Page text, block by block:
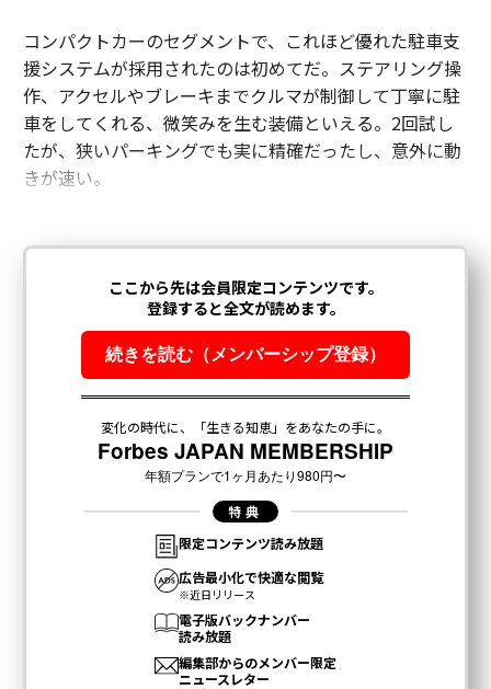
コンパクトカーのセグメントで、これほど優れた駐車支
援システムが採用されたのは初めてだ。ステアリング操
作、アクセルやブレーキまでクルマが制御して丁寧に駐
車をしてくれる、微笑みを生む装備といえる。2回試し
たが、狭いパーキングでも実に精確だったし、意外に動
きが速い。